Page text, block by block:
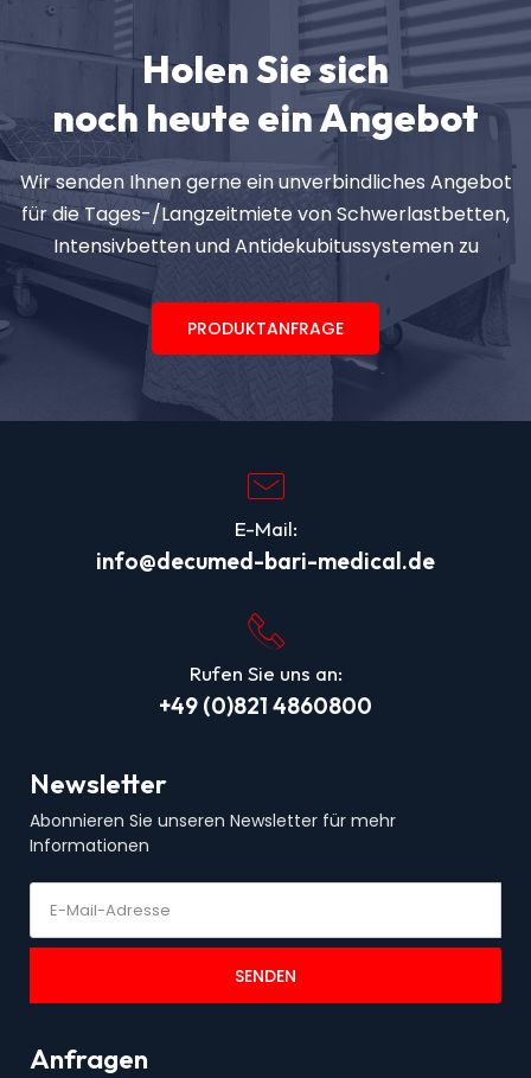
Holen Sie sich
noch heute ein Angebot
Wir senden Ihnen gerne ein unverbindliches Angebot
für die Tages-/Langzeitmiete von Schwerlastbetten,
Intensivbetten und Antidekubitussystemen zu
PRODUKTANFRAGE
E-Mail:
info@decumed-bari-medical.de
Rufen Sie uns an:
+49 (0)821 4860800
Newsletter
Abonnieren Sie unseren Newsletter für mehr
Informationen
SENDEN
Anfragen